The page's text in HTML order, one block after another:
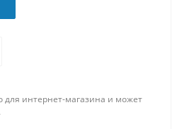
для интернет-магазина и может